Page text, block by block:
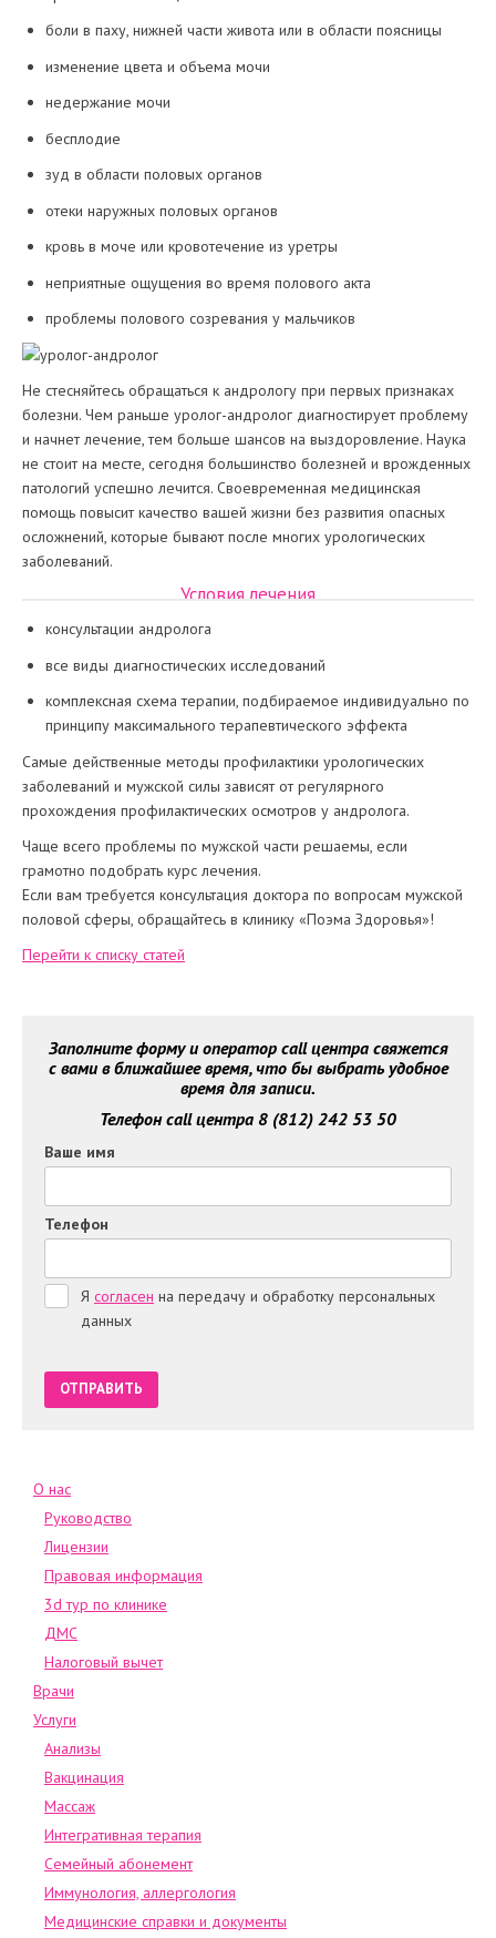
О нас
Руководство
Лицензии
Правовая информация
3d тур по клинике
ДМС
Налоговый вычет
Врачи
Услуги
Анализы
Вакцинация
Массаж
Интегративная терапия
Семейный абонемент
Иммунология, аллергология
Медицинские справки и документы
боли в паху, нижней части живота или в области поясницы
изменение цвета и объема мочи
недержание мочи
бесплодие
зуд в области половых органов
отеки наружных половых органов
кровь в моче или кровотечение из уретры
неприятные ощущения во время полового акта
проблемы полового созревания у мальчиков
Не стесняйтесь обращаться к андрологу при первых признаках
болезни. Чем раньше уролог-андролог диагностирует проблему
и начнет лечение, тем больше шансов на выздоровление. Наука
не стоит на месте, сегодня большинство болезней и врожденных
патологий успешно лечится. Своевременная медицинская
помощь повысит качество вашей жизни без развития опасных
осложнений, которые бывают после многих урологических
заболеваний.
Условия лечения
консультации андролога
все виды диагностических исследований
комплексная схема терапии, подбираемое индивидуально по
принципу максимального терапевтического эффекта
Самые действенные методы профилактики урологических
заболеваний и мужской силы зависят от регулярного
прохождения профилактических осмотров у андролога.
Чаще всего проблемы по мужской части решаемы, если
грамотно подобрать курс лечения.
Если вам требуется консультация доктора по вопросам мужской
половой сферы, обращайтесь в клинику «Поэма Здоровья»!
Перейти к списку статей
Заполните форму и оператор call центра свяжется
с вами в ближайшее время, что бы выбрать удобное
время для записи.
Телефон call центра 8 (812) 242 53 50
Ваше имя
Телефон
Я согласен на передачу и обработку персональных
данных